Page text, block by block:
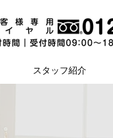
スタッフ紹介